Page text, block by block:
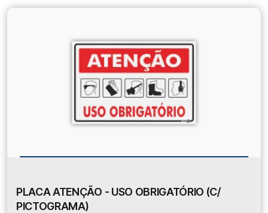
PLACA ATENÇÃO - USO OBRIGATÓRIO (C/
PICTOGRAMA)